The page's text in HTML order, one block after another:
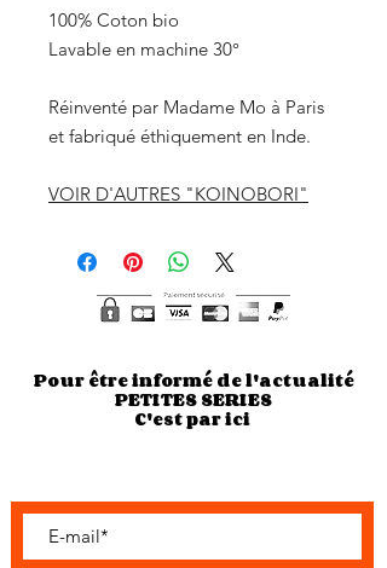
100% Coton bio
Lavable en machine 30°
Réinventé par Madame Mo à Paris
et fabriqué éthiquement en Inde.
VOIR D'AUTRES "KOINOBORI"
Pour être informé de l'actualité
PETITES SERIES
C'est par ici